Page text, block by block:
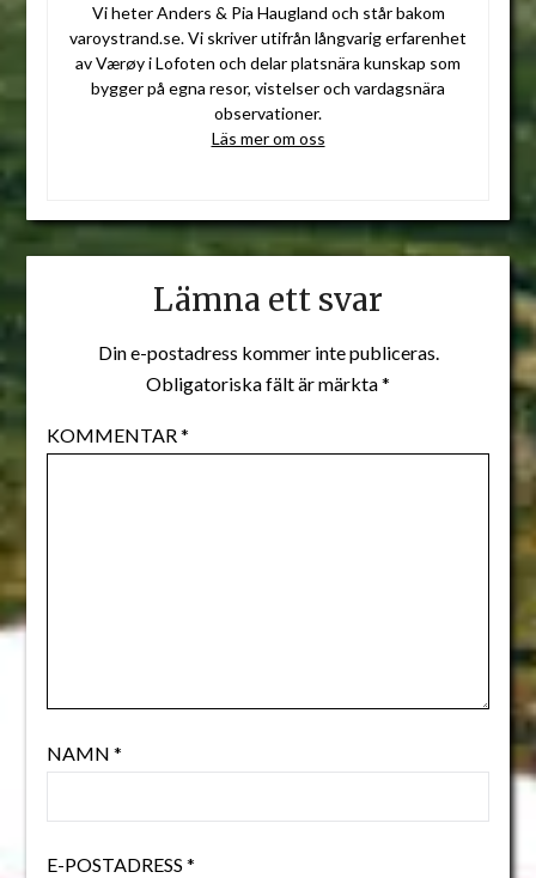
Vi heter Anders & Pia Haugland och står bakom
varoystrand.se. Vi skriver utifrån långvarig erfarenhet
av Værøy i Lofoten och delar platsnära kunskap som
bygger på egna resor, vistelser och vardagsnära
observationer.
Läs mer om oss
Lämna ett svar
Din e-postadress kommer inte publiceras.
Obligatoriska fält är märkta*
KOMMENTAR*
NAMN *
E-POSTADRESS *